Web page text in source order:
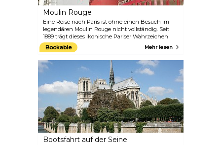
Moulin Rouge
Eine Reise nach Paris ist ohne einen Besuch im
legendären Moulin Rouge nicht vollständig. Seit
1889 trägt dieses ikonische Pariser Wahrzeichen
den Titel des berühmtesten Kabaretts der Welt,
dank seines französischen Cancan und der
überlebensgroßen Shows mit fachmännisch
choreografierten Tänzen, aufwendigen Kulissen
und glamourösen Kostümen. Nippen Sie an
französischem Champagner, genießen Sie ein
Abendessen in einem wunderschönen Belle-
Époque-Lokal und erleben Sie die Show Féerie, an
die Sie sich sicher noch lange erinnern werden.
Bookable Mehr lesen
Bootsfahrt auf der Seine